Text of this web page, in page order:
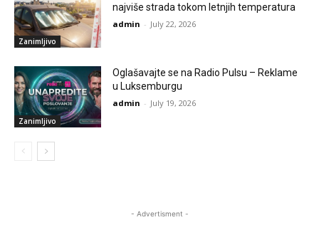
Zanimljivo
najviše strada tokom letnjih temperatura
admin - July 22, 2026
Zanimljivo
Oglašavajte se na Radio Pulsu – Reklame
u Luksemburgu
admin - July 19, 2026
- Advertisment -